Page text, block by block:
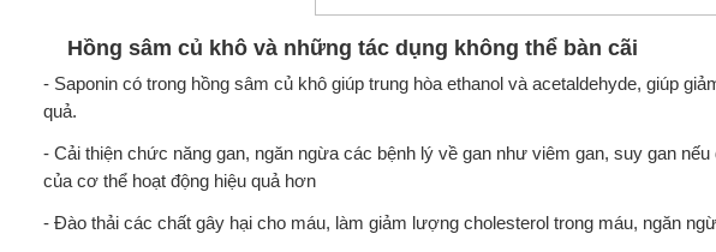
Hồng sâm củ khô và những tác dụng không thể bàn cãi
- Saponin có trong hồng sâm củ khô giúp trung hòa ethanol và acetaldehyde, giúp
quả.
- Cải thiện chức năng gan, ngăn ngừa các bệnh lý về gan như viêm gan, suy gan
của cơ thể hoạt động hiệu quả hơn
- Đào thải các chất gây hại cho máu, làm giảm lượng cholesterol trong máu, ngăn